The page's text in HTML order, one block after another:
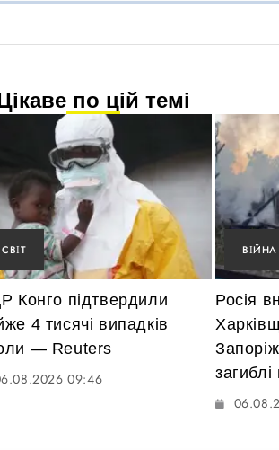
по цій темі
СВІТ
Конго підтвердили
4 тисячі випадків
— Reuters
09:46
ВІЙНА
Росія